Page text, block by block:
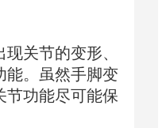
关节的变形、
能。虽然手脚变
节功能尽可能保